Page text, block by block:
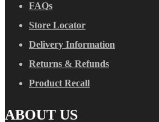
FAQs
Store Locator
Delivery Information
Returns & Refunds
Product Recall
ABOUT US